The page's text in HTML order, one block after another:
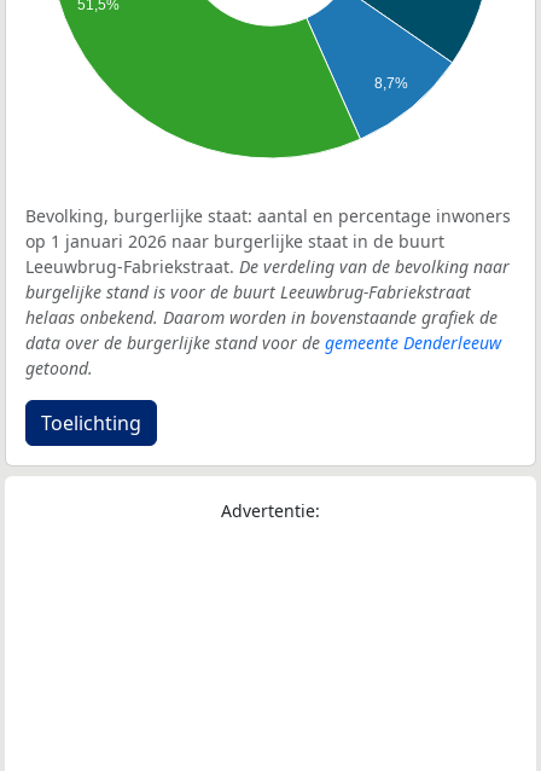
8,7%
51,5%
Bevolking, burgerlijke staat: aantal en percentage inwoners
op 1 januari 2026 naar burgerlijke staat in de buurt
Leeuwbrug-Fabriekstraat. De verdeling van de bevolking naar
burgelijke stand is voor de buurt Leeuwbrug-Fabriekstraat
helaas onbekend. Daarom worden in bovenstaande grafiek de
data over de burgerlijke stand voor de gemeente Denderleeuw
getoond.
Toelichting
Advertentie: